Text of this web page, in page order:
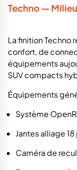
Techno —
La finition Techno
confort, de
équipements
SUV compacts
Équipements
Système
Jantes alliage
Caméra de recul